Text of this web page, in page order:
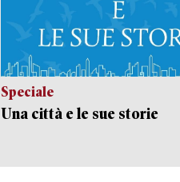
Speciale
Una città e le sue storie